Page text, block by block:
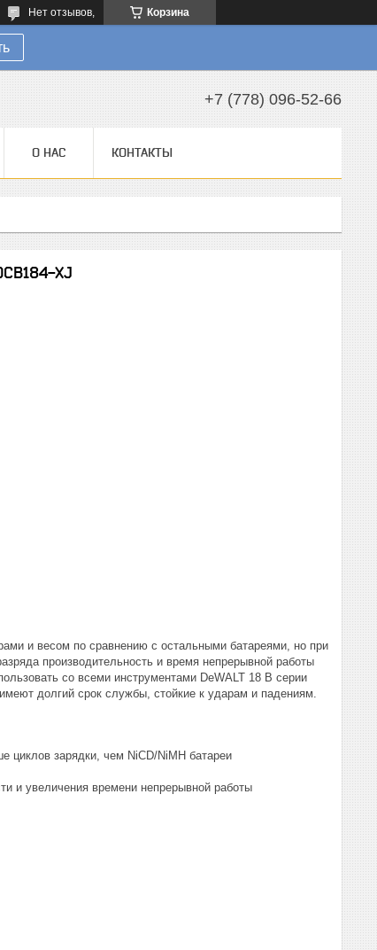
Корзина
Нет отзывов,
+7 (778) 096-52-66
О НАС КОНТАКТЫ
XJ
и весом по сравнению с остальными батареями, но при
производительность и время непрерывной работы
со всеми инструментами DeWALT 18 В серии
долгий срок службы, стойкие к ударам и падениям.
циклов зарядки, чем NiCD/NiMH батареи
и увеличения времени непрерывной работы